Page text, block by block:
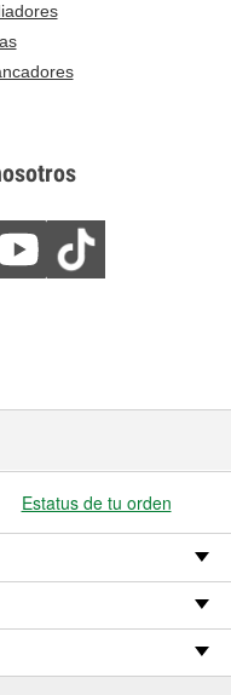
Estatus de tu orden